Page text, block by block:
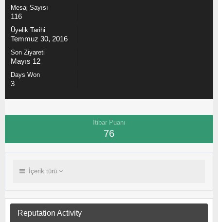
Mesaj Sayısı
116
Üyelik Tarihi
Temmuz 30, 2016
Son Ziyareti
Mayıs 12
Days Won
3
İtibar Puanı
76
İçerik türü
Reputation Activity